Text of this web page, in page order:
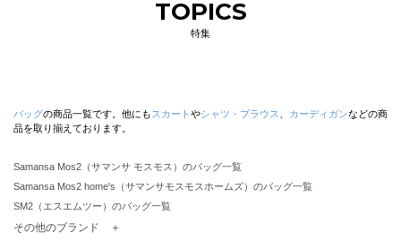
TOPICS
特集
バッグの商品一覧です。他にも スカート やシャツ・ブラウス カーディガンなどの商
品を取り揃えております。
Samansa Mos2（サマンサ モスモス）のバッグ一覧
Samansa Mos2 home's（サマンサモスモスホームズ）のバッグ一覧
SM2（エスエムツー）のバッグ一覧
TSUHARU by Samansa Mos2（ツハルバイサマンサモスモス）のバッグ一覧
その他のブランド ＋